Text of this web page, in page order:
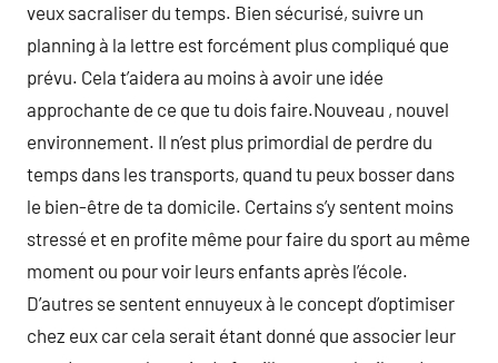
veux sacraliser du temps. Bien sécurisé, suivre un
planning à la lettre est forcément plus compliqué que
prévu. Cela t’aidera au moins à avoir une idée
approchante de ce que tu dois faire.Nouveau , nouvel
environnement. Il n’est plus primordial de perdre du
temps dans les transports, quand tu peux bosser dans
le bien-être de ta domicile. Certains s’y sentent moins
stressé et en profite même pour faire du sport au même
moment ou pour voir leurs enfants après l’école.
D’autres se sentent ennuyeux à le concept d’optimiser
chez eux car cela serait étant donné que associer leur